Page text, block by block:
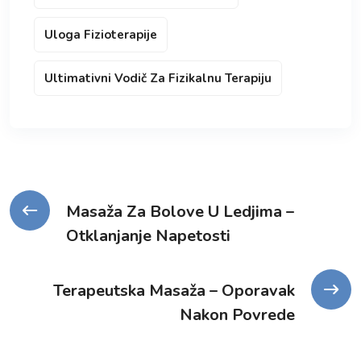
Uloga Fizioterapije
Ultimativni Vodič Za Fizikalnu Terapiju
Kretanje
članka
Masaža Za Bolove U Ledjima –
Otklanjanje Napetosti
Terapeutska Masaža – Oporavak
Nakon Povrede